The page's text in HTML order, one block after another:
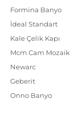
Formina Banyo
İdeal Standart
Kale Çelik Kapı
Mcm Cam Mozaik
Newarc
Geberit
Onno Banyo